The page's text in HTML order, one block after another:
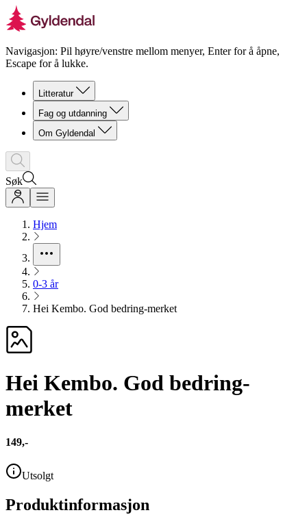
Navigasjon: Pil høyre/venstre mellom menyer, Enter for å åpne,
Escape for å lukke.
Litteratur
Fag og utdanning
Om Gyldendal
Søk
Hjem
0-3 år
Hei Kembo. God bedring-merket
Hei Kembo. God bedring-
merket
149,-
Utsolgt
Produktinformasjon